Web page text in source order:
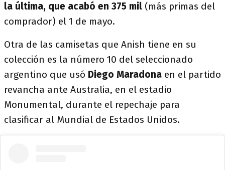
la última, que acabó en 375 mil (más primas del
comprador) el 1 de mayo.
Otra de las camisetas que Anish tiene en su
colección es la número 10 del seleccionado
argentino que usó Diego Maradona en el partido
revancha ante Australia, en el estadio
Monumental, durante el repechaje para
clasificar al Mundial de Estados Unidos.